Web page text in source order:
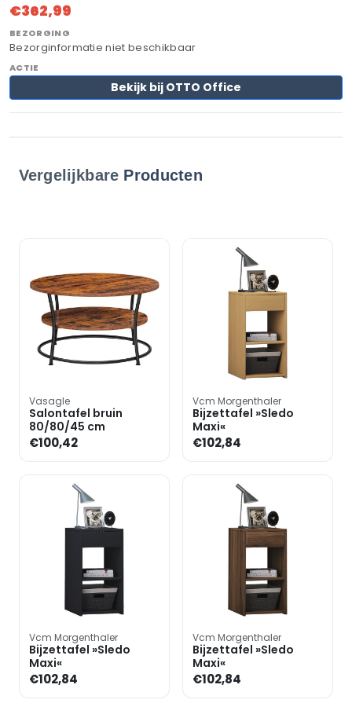
€362,99
Bezorginformatie niet beschikbaar
Bekijk bij OTTO Office
Vergelijkbare Producten
Vasagle
Salontafel bruin
80/80/45 cm
€100,42
Vcm Morgenthaler
Bijzettafel »Sledo
Maxi«
€102,84
Vcm Morgenthaler
Bijzettafel »Sledo
Maxi«
€102,84
Vcm Morgenthaler
Bijzettafel »Sledo
Maxi«
€102,84